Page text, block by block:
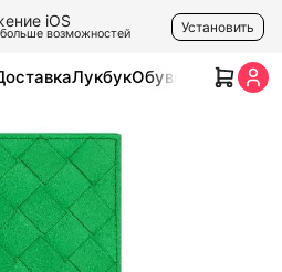
iOS
возможностей Установить
ЛукбукОбувь Одежда